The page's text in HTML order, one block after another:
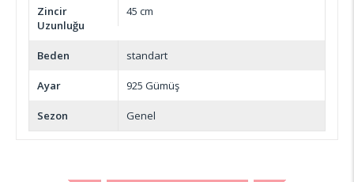
Zincir
Uzunluğu
45 cm
Beden standart
Ayar 925 Gümüş
Sezon Genel